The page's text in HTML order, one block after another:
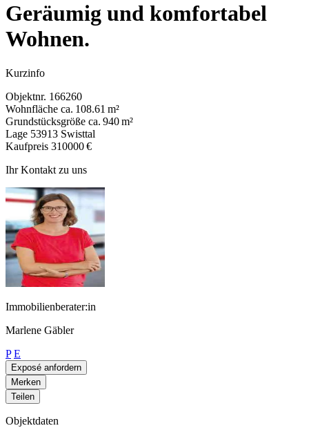
Geräumig und komfortabel
Wohnen.
Kurzinfo
Objektnr. 166260
Wohnfläche ca. 108.61 m²
Grundstücksgröße ca. 940 m²
Lage 53913 Swisttal
Kaufpreis 310000 €
Ihr Kontakt zu uns
Immobilienberater:in
Marlene Gäbler
P E
Exposé anfordern
Merken
Teilen
Objektdaten